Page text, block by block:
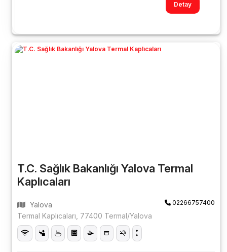
Detay
T.C. Sağlık Bakanlığı Yalova Termal
Kaplıcaları
Yalova 02266757400
Termal Kaplıcaları, 77400 Termal/Yalova